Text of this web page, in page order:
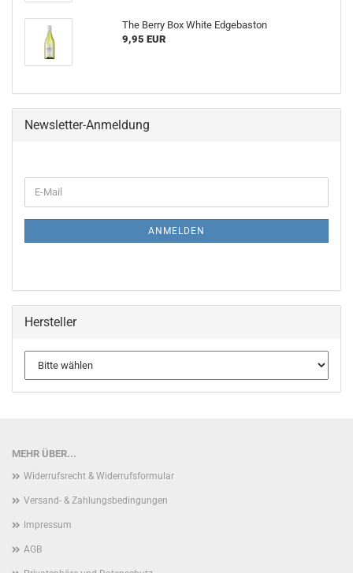
The Berry Box White Edgebaston
9,95 EUR
Newsletter-Anmeldung
ZUR
E-
Mail
ANMELDEN
Hersteller
MEHR ÜBER...
Widerrufsrecht & Widerrufsformular
Versand- & Zahlungsbedingungen
Impressum
AGB